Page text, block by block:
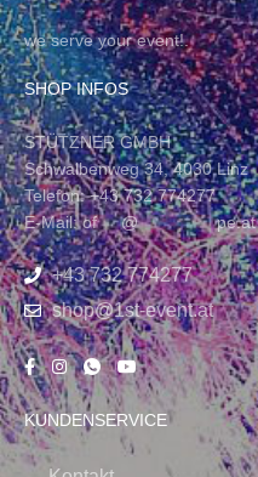
we serve your event!.
SHOP INFOS
STÜTZNER GMBH
Schwalbenweg 34, 4030 Linz
Telefon: +43 732 774277
E-Mail:of****@*************pe.at
+43 732 774277
shop@1st-event.at
KUNDENSERVICE